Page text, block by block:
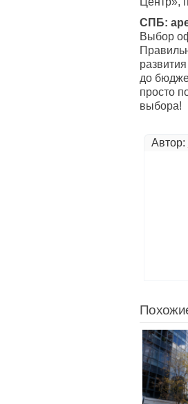
СПБ:
Выбор
до
просто
выбора!
Автор: